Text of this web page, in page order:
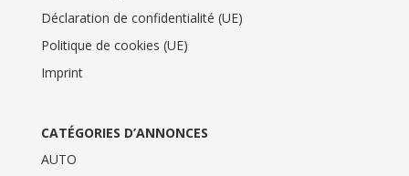
Déclaration de confidentialité (UE)
Politique de cookies (UE)
Imprint
CATÉGORIES D’ANNONCES
AUTO